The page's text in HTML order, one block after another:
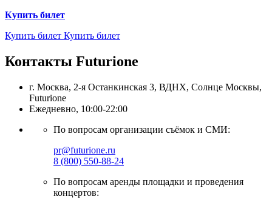
Купить билет
Купить билет Купить билет
Контакты Futurione
г. Москва, 2-я Останкинская 3, ВДНХ, Солнце Москвы,
Futurione
Ежедневно, 10:00-22:00
По вопросам организации съёмок и СМИ:
pr@futurione.ru
8 (800) 550-88-24
По вопросам аренды площадки и проведения
концертов: